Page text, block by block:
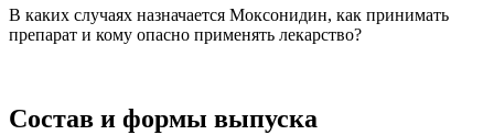
В каких случаях назначается Моксонидин, как принимать
препарат и кому опасно применять лекарство?
Состав и формы выпуска